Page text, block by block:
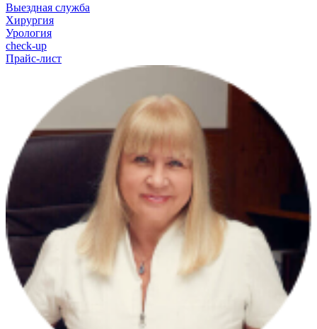
Выездная служба
Хирургия
Урология
check-up
Прайс-лист